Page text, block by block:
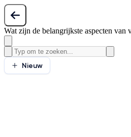
Wat zijn de belangrijkste aspecten van
Nieuw